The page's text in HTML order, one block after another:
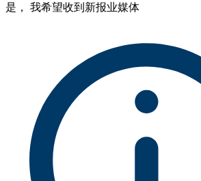
是， 我希望收到新报业媒体